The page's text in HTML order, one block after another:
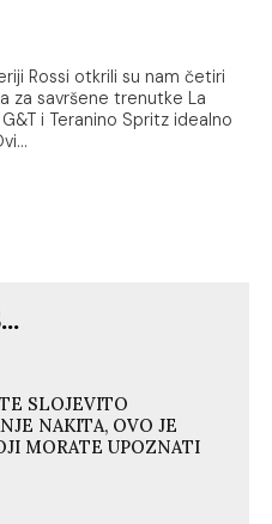
Rossi otkrili su nam četiri
za savršene trenutke La
i Teranino Spritz idealno
SLOJEVITO
NAKITA, OVO JE
MORATE UPOZNATI